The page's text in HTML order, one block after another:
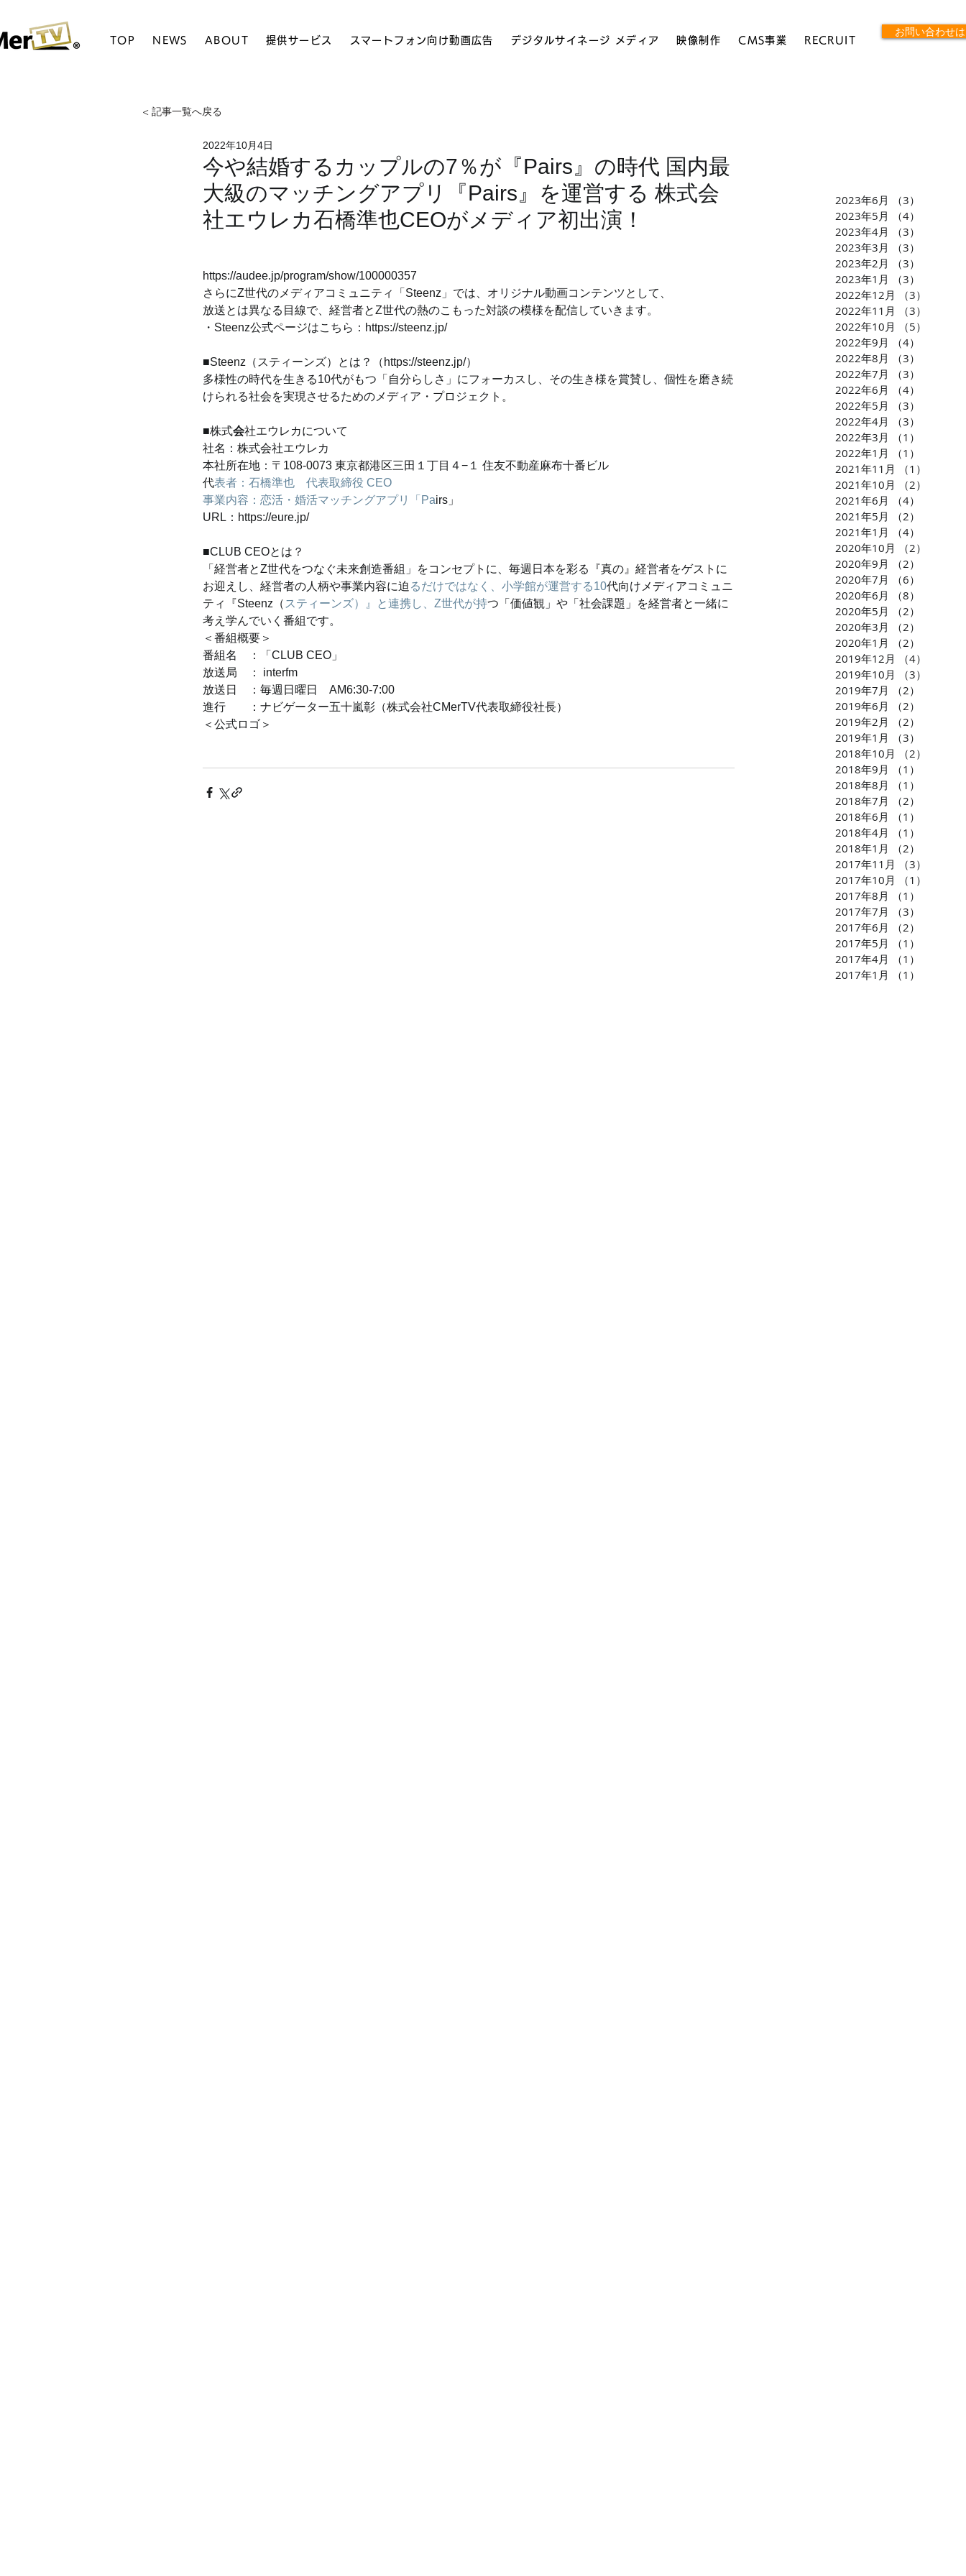
TOP NEWS ABOUT 提供サービス スマートフォン向け動画広告 デジタルサイネージ メディア 映像制作 CMS事業 RECRUIT
お問い合わせ
今や結婚するカップルの7％が『Pairs』の時代 国内最
大級のマッチングアプリ『Pairs』を運営する 株式会
社エウレカ石橋準也CEOがメディア初出演！
2022年10月4日
https://audee.jp/program/show/100000357
さらにZ世代のメディアコミュニティ「Steenz」では、オリジナル動画コンテンツとして、
放送とは異なる目線で、経営者とZ世代の熱のこもった対談の模様を配信していきます。
・Steenz公式ページはこちら：https://steenz.jp/
■Steenz（スティーンズ）とは？（https://steenz.jp/）
多様性の時代を生きる10代がもつ「自分らしさ」にフォーカスし、その生き様を賞賛し、個性を磨き続
けられる社会を実現させるためのメディア・プロジェクト。
■株式会社エウレカについて
社名：株式会社エウレカ
本社所在地：〒108-0073 東京都港区三田１丁目４−１ 住友不動産麻布十番ビル
代表者：石橋準也　代表取締役 CEO
事業内容：恋活・婚活マッチングアプリ「Pairs」
URL：https://eure.jp/
■CLUB CEOとは？
「経営者とZ世代をつなぐ未来創造番組」をコンセプトに、毎週日本を彩る『真の』経営者をゲストに
お迎えし、経営者の人柄や事業内容に迫 るだけではなく、小学館が運営する10代向けメディアコミュニ
ティ『Steenz（ スティーンズ）』と連携し、Z世代が持つ「価値観」や「社会課題」を経営者と一緒に
考え学んでいく番組です。
＜番組概要＞
番組名　：「CLUB CEO」
放送局　： interfm
放送日　：毎週日曜日　AM6:30-7:00
進行　　：ナビゲーター五十嵐彰（株式会社CMerTV代表取締役社長）
＜公式ロゴ＞
< 記事一覧へ戻る
2023年6月 （3）
2023年5月
（4）
2023年4月
（3）
2023年3月
（3）
2023年2月
（3）
2023年1月
（3）
2022年12月
（3）
2022年11月
（3）
2022年10月
（5）
2022年9月
（4）
2022年8月
（3）
2022年7月
（3）
2022年6月
（4）
2022年5月
（3）
2022年4月
（3）
2022年3月
（1）
2022年1月
（1）
2021年11月
（1）
2021年10月
（2）
2021年6月
（4）
2021年5月
（2）
2021年1月
（4）
2020年10月
（2）
2020年9月
（2）
2020年7月
（6）
2020年6月
（8）
2020年5月
（2）
2020年3月
（2）
2020年1月
（2）
2019年12月
（4）
2019年10月
（3）
2019年7月
（2）
2019年6月
（2）
2019年2月
（2）
2019年1月
（3）
2018年10月
（2）
2018年9月
（1）
2018年8月
（1）
2018年7月
（2）
2018年6月
（1）
2018年4月
（1）
2018年1月
（2）
2017年11月
（3）
2017年10月
（1）
2017年8月
（1）
2017年7月
（3）
2017年6月
（2）
2017年5月
（1）
2017年4月
（1）
2017年1月
（1）